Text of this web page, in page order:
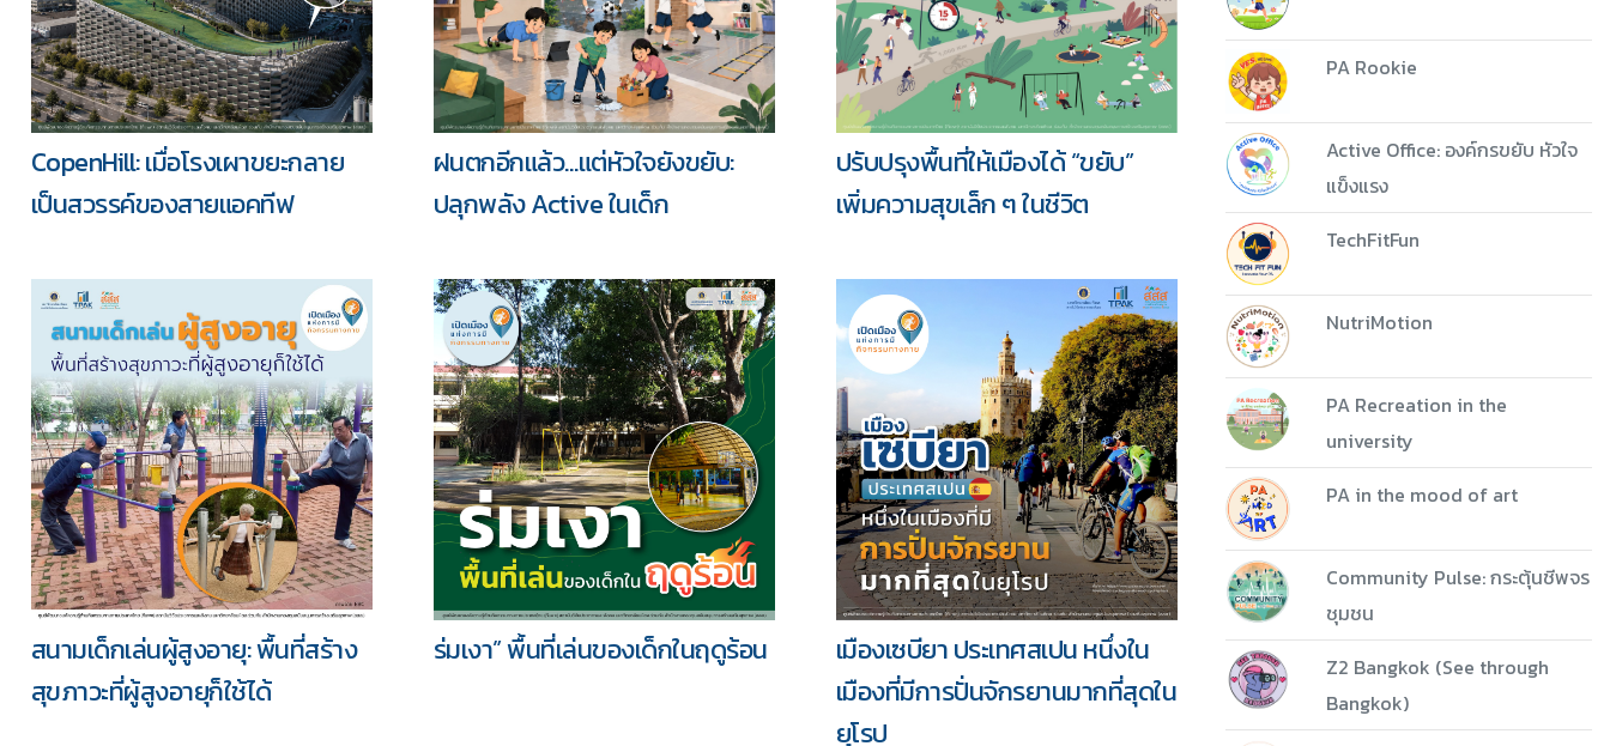
รวม
Download
CopenHill: เมื่อโรงเผาขยะกลาย
เป็นสวรรค์ของสายแอคทีฟ
ฝนตกอีกแล้ว…แต่หัวใจยังขยับ:
ปลุกพลัง Active ในเด็ก
ปรับปรุงพื้นที่ให้เมืองได้ “ขยับ”
เพิ่มความสุขเล็ก ๆ ในชีวิต
สนามเด็กเล่นผู้สูงอายุ: พื้นที่สร้าง
สุขภาวะที่ผู้สูงอายุก็ใช้ได้
ร่มเงา” พื้นที่เล่นของเด็กในฤดูร้อน
เมืองเซบียา ประเทศสเปน หนึ่งใน
เมืองที่มีการปั่นจักรยานมากที่สุดใน
ยุโรป
PA Rookie
Active Office: องค์กรขยับ หัวใจ
แข็งแรง
TechFitFun
NutriMotion
PA Recreation in the
university
PA in the mood of art
Community Pulse: กระตุ้นชีพจร
ชุมชน
Z2 Bangkok (See through
Bangkok)